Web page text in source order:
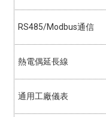
RS485/Modbus通信
熱電偶延長線
通用工廠儀表